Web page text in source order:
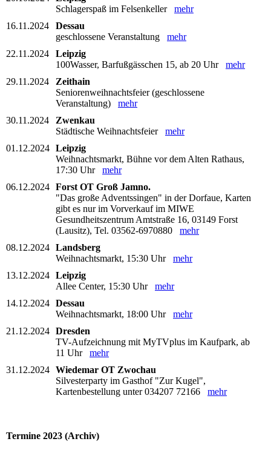
Schlagerspaß im Felsenkeller mehr
16.11.2024
Dessau
geschlossene Veranstaltung mehr
22.11.2024
Leipzig
100Wasser, Barfußgässchen 15, ab 20 Uhr mehr
29.11.2024
Zeithain
Seniorenweihnachtsfeier (geschlossene
Veranstaltung) mehr
30.11.2024
Zwenkau
Städtische Weihnachtsfeier mehr
01.12.2024 Leipzig
Weihnachtsmarkt, Bühne vor dem Alten Rathaus,
17:30 Uhr mehr
06.12.2024 Forst OT Groß Jamno.
"Das große Adventssingen" in der Dorfaue, Karten
gibt es nur im Vorverkauf im MIWE
Gesundheitszentrum Amtstraße 16, 03149 Forst
(Lausitz), Tel. 03562-6970880 mehr
08.12.2024 Landsberg
Weihnachtsmarkt, 15:30 Uhr mehr
13.12.2024 Leipzig
Allee Center, 15:30 Uhr mehr
14.12.2024 Dessau
Weihnachtsmarkt, 18:00 Uhr mehr
21.12.2024 Dresden
TV-Aufzeichnung mit MyTVplus im Kaufpark, ab
11 Uhr mehr
31.12.2024 Wiedemar OT Zwochau
Silvesterparty im Gasthof "Zur Kugel",
Kartenbestellung unter 034207 72166 mehr
Termine 2023 (Archiv)